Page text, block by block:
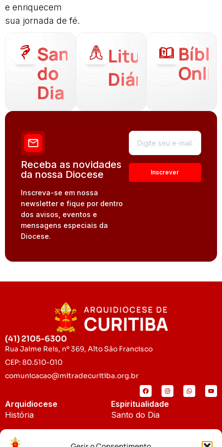
e enriquecem
sua jornada de fé.
Santo
do
Dia
Liturgia
Diária
Receba as novidades
da nossa Diocese
Inscreva-se em nossa
newsletter e fique por dentro
dos avisos, eventos e
mensagens especiais da
Diocese.
(41) 2105-6300
Rua Jaime Reis, nº 369, Alto São Francisco
CEP: 80.510-010
comunicacao@mitradecuritiba.org.br
Arquidiocese
História
Padroeira
Espiritualidade
Santo do Dia